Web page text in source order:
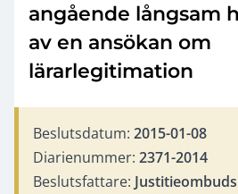
angående långsam
av en ansökan om
lärarlegitimation
Beslutsdatum: 2015-01-08
Diarienummer: 2371-2014
Beslutsfattare: